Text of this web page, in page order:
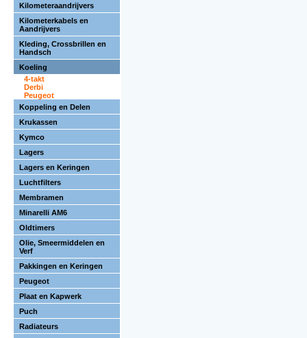
Kilometeraandrijvers
Kilometerkabels en
Aandrijvers
Kleding, Crossbrillen en
Handsch
Koeling
4-takt
Derbi
Peugeot
Koppeling en Delen
Krukassen
Kymco
Lagers
Lagers en Keringen
Luchtfilters
Membramen
Minarelli AM6
Oldtimers
Olie, Smeermiddelen en
Verf
Pakkingen en Keringen
Peugeot
Plaat en Kapwerk
Puch
Radiateurs